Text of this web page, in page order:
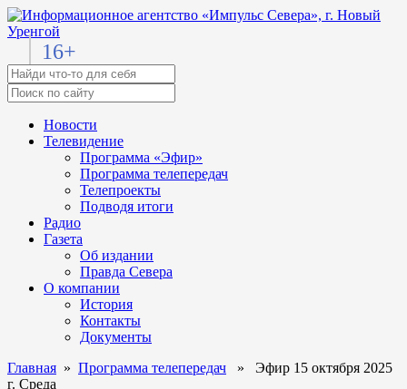
16+
Новости
Телевидение
Программа «Эфир»
Программа телепередач
Телепроекты
Подводя итоги
Радио
Газета
Об издании
Правда Севера
О компании
История
Контакты
Документы
Главная » Программа телепередач » Эфир 15 октября 2025
г. Среда